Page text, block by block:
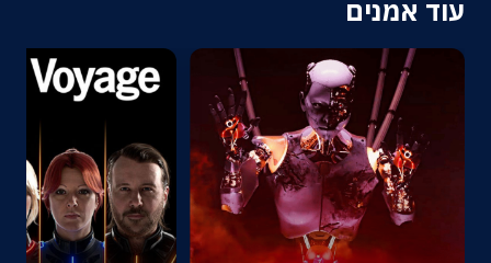
שאלות נפוצות
אודות
צרו קשר
עוד אמנים